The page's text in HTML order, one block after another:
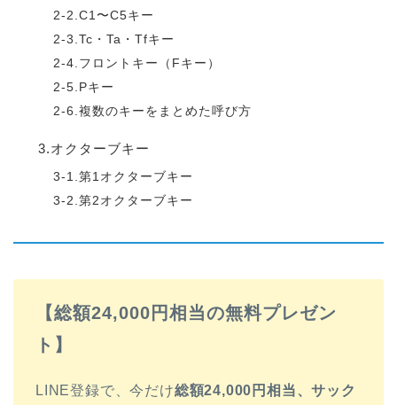
2-2.C1〜C5キー
2-3.Tc・Ta・Tfキー
2-4.フロントキー（Fキー）
2-5.Pキー
2-6.複数のキーをまとめた呼び方
3.オクターブキー
3-1.第1オクターブキー
3-2.第2オクターブキー
【総額24,000円相当の無料プレゼン
ト】
LINE登録で、今だけ総額24,000円相当、サック